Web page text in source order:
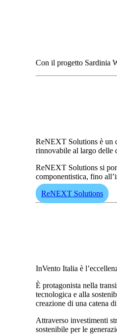
Con il progetto Sardinia
ReNEXT Solutions è un
rinnovabile al largo delle
ReNEXT Solutions si
componentistica, fino
ReNEXT Solutions
InVento Italia è
È protagonista nella
tecnologica e alla
creazione di una catena
Attraverso investimenti
sostenibile per le